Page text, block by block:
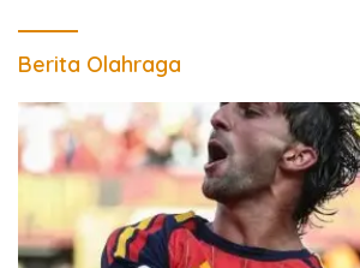
Berita Olahraga